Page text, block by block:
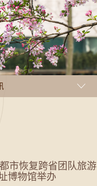
市恢复跨省团队旅游
博物馆举办